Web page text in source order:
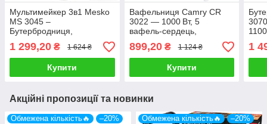
Мультимейкер 3в1 Mesko
MS 3045 –
Бутербродниця,
Вафельниця,
Гриль,1000 Вт, Змінні
антипригарні панелі
1 299,20 ₴ 1 624 ₴
Купити
Вафельниця Camry CR
3022 — 1000 Вт, 5
вафель-сердець,
Антипригарне покриття,
Регульований термостат
899,20₴ 1 124 ₴
Купити
1
Акційні пропозиції та новинки
Обмежена кількість🔥 –20% Обмежена кількість🔥 –20%